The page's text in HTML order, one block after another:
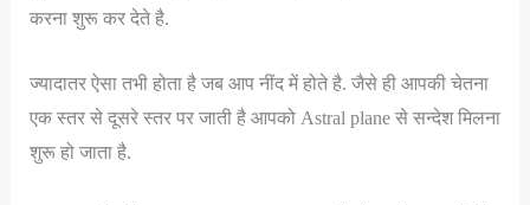
करना शुरू कर देते है.
ज्यादातर ऐसा तभी होता है जब आप नींद में होते है. जैसे ही आपकी चेतना
एक स्तर से दूसरे स्तर पर जाती है आपको Astral plane से सन्देश मिलना
शुरू हो जाता है.